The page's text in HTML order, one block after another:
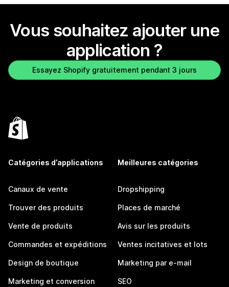
Vous souhaitez ajouter une
application ?
Essayez Shopify gratuitement pendant 3 jours
Catégories d’applications
Canaux de vente
Trouver des produits
Vente de produits
Commandes et expéditions
Design de boutique
Marketing et conversion
Meilleures catégories
Dropshipping
Places de marché
Avis sur les produits
Ventes incitatives et lots
Marketing par e-mail
SEO